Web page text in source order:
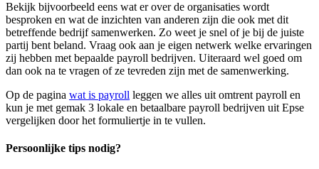
Bekijk bijvoorbeeld eens wat er over de organisaties wordt
besproken en wat de inzichten van anderen zijn die ook met dit
betreffende bedrijf samenwerken. Zo weet je snel of je bij de juiste
partij bent beland. Vraag ook aan je eigen netwerk welke ervaringen
zij hebben met bepaalde payroll bedrijven. Uiteraard wel goed om
dan ook na te vragen of ze tevreden zijn met de samenwerking.
Op de pagina wat is payroll leggen we alles uit omtrent payroll en
kun je met gemak 3 lokale en betaalbare payroll bedrijven uit Epse
vergelijken door het formuliertje in te vullen.
Persoonlijke tips nodig?